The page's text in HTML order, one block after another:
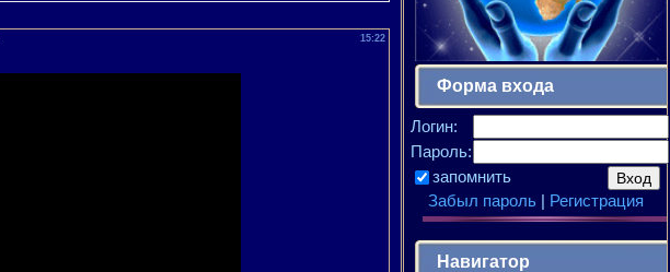
15:22
Форма входа
Логин:
Пароль:
запомнить
Забыл пароль| Регистрация
Навигатор